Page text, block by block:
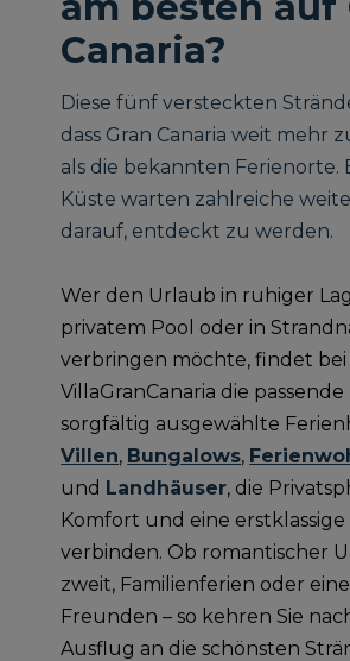
Canaria?
Diese fünf versteckten
dass Gran Canaria weit mehr
als die bekannten Ferienorte.
Küste warten zahlreiche
darauf, entdeckt zu werden.
Wer den Urlaub in ruhiger
privatem Pool oder in
verbringen möchte, findet bei
VillaGranCanaria die
sorgfältig ausgewählte
Villen, Bungalows,
und Landhäuser, die
Komfort und eine erstklassige
verbinden. Ob romantischer
zweit, Familienferien oder
Freunden – so kehren Sie
Ausflug an die schönsten